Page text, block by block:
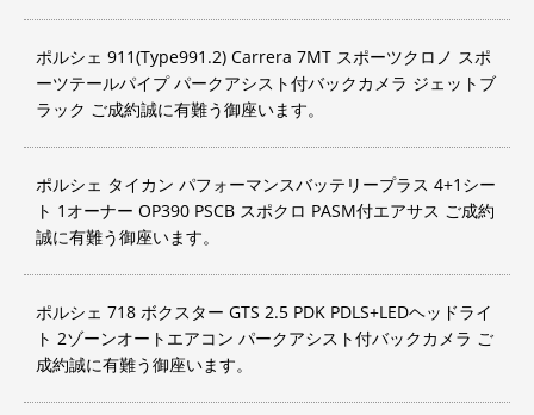
ポルシェ 911(Type991.2) Carrera 7MT スポーツクロノ スポ
ーツテールパイプ パークアシスト付バックカメラ ジェットブ
ラック ご成約誠に有難う御座います。
ポルシェ タイカン パフォーマンスバッテリープラス 4+1シー
ト 1オーナー OP390 PSCB スポクロ PASM付エアサス ご成約
誠に有難う御座います。
ポルシェ 718 ボクスター GTS 2.5 PDK PDLS+LEDヘッドライ
ト 2ゾーンオートエアコン パークアシスト付バックカメラ ご
成約誠に有難う御座います。